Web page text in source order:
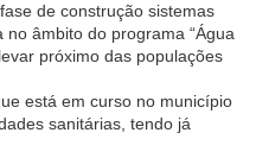
de construção sistemas
âmbito do programa “Água
próximo das populações
está em curso no município
sanitárias, tendo já